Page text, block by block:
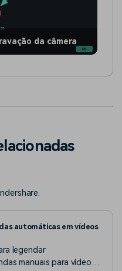
da câmera
automáticas em vídeos
legendar
manuais para vídeos.